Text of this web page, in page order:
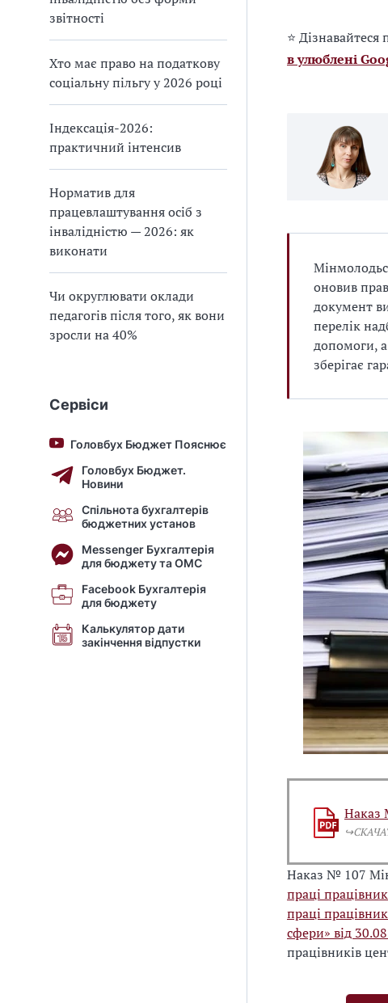
звітності
Хто має право на податкову
соціальну пільгу у 2026 році
Індексація-2026:
практичний інтенсив
Норматив для
працевлаштування осіб з
інвалідністю — 2026: як
виконати
Чи округлювати оклади
педагогів після того, як вони
зросли на 40%
Сервіси
Головбух Бюджет Пояснює
Головбух Бюджет.
Новини
Спільнота бухгалтерів
бюджетних установ
Messenger Бухгалтерія
для бюджету та ОМС
Facebook Бухгалтерія
для бюджету
Калькулятор дати
закінчення відпустки
⭐
в улюблені
оновив
документ
перелік
допомоги,
зберігає
Наказ
Наказ № 107
праці
праці
сфери» від
працівників